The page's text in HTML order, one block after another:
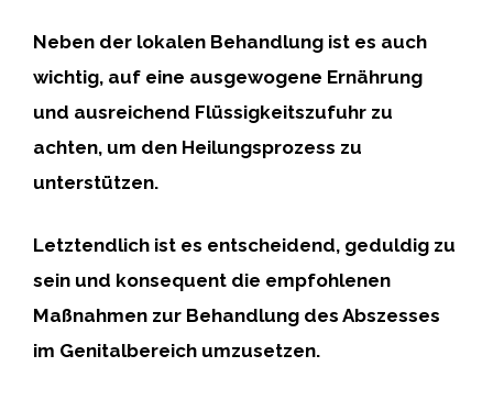
Neben der lokalen Behandlung ist es auch
wichtig, auf eine ausgewogene Ernährung
und ausreichend Flüssigkeitszufuhr zu
achten, um den Heilungsprozess zu
unterstützen.
Letztendlich ist es entscheidend, geduldig zu
sein und konsequent die empfohlenen
Maßnahmen zur Behandlung des Abszesses
im Genitalbereich umzusetzen.